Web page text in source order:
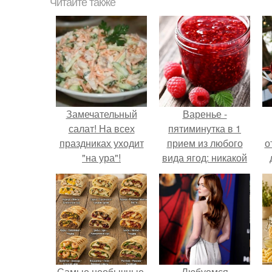
Читайте также
Замечательный
салат! На всех
праздниках уходит
"на ура"!
Варенье -
пятиминутка в 1
прием из любого
вида ягод: никакой
длительной варки,
все витамины на
месте!